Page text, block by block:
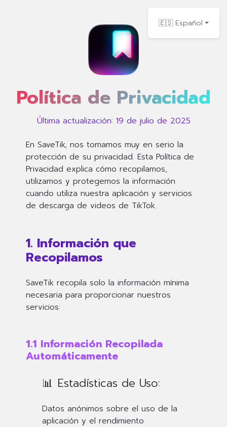
🇪🇸 Español
Política de Privacidad
Última actualización: 19 de julio de 2025
En SaveTik, nos tomamos muy en serio la
protección de su privacidad. Esta Política de
Privacidad explica cómo recopilamos,
utilizamos y protegemos la información
cuando utiliza nuestra aplicación y servicios
de descarga de videos de TikTok.
1. Información que
Recopilamos
SaveTik recopila solo la información mínima
necesaria para proporcionar nuestros
servicios:
1.1 Información Recopilada
Automáticamente
📊 Estadísticas de Uso:
Datos anónimos sobre el uso de la
aplicación y el rendimiento